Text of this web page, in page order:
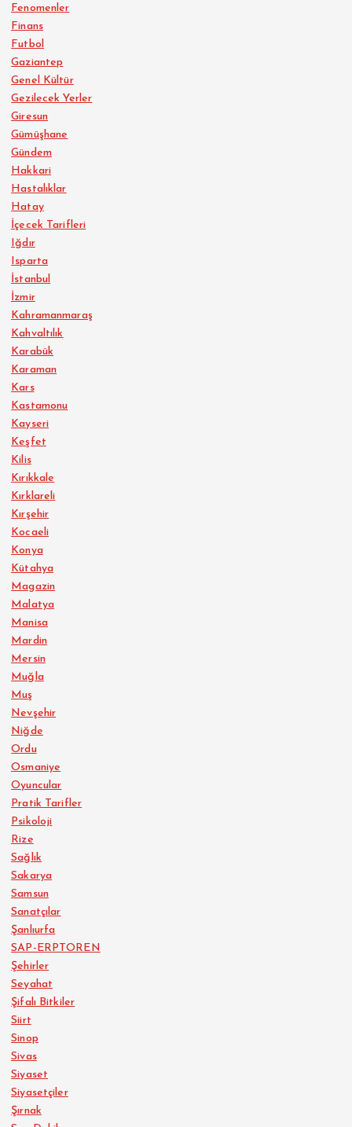
Fenomenler
Finans
Futbol
Gaziantep
Genel Kültür
Gezilecek Yerler
Giresun
Gümüşhane
Gündem
Hakkari
Hastalıklar
Hatay
İçecek Tarifleri
Iğdır
Isparta
İstanbul
İzmir
Kahramanmaraş
Kahvaltılık
Karabük
Karaman
Kars
Kastamonu
Kayseri
Keşfet
Kilis
Kırıkkale
Kırklareli
Kırşehir
Kocaeli
Konya
Kütahya
Magazin
Malatya
Manisa
Mardin
Mersin
Muğla
Muş
Nevşehir
Niğde
Ordu
Osmaniye
Oyuncular
Pratik Tarifler
Psikoloji
Rize
Sağlık
Sakarya
Samsun
Sanatçılar
Şanlıurfa
SAP-ERPTOREN
Şehirler
Seyahat
Şifalı Bitkiler
Siirt
Sinop
Sivas
Siyaset
Siyasetçiler
Şırnak